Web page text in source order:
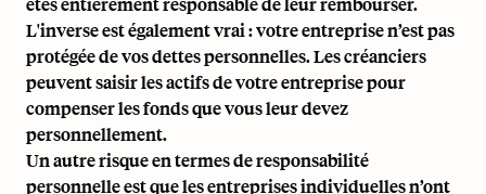
L'inverse est également vrai : votre entreprise n’est pas
protégée de vos dettes personnelles. Les créanciers
peuvent saisir les actifs de votre entreprise pour
compenser les fonds que vous leur devez
personnellement.
Un autre risque en termes de responsabilité
personnelle est que les entreprises individuelles n’ont